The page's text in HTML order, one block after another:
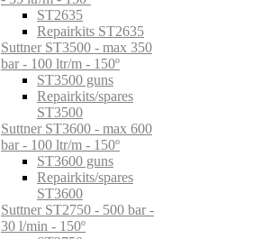
ST2635
Repairkits ST2635
Suttner ST3500 - max 350
bar - 100 ltr/m - 150º
ST3500 guns
Repairkits/spares
ST3500
Suttner ST3600 - max 600
bar - 100 ltr/m - 150º
ST3600 guns
Repairkits/spares
ST3600
Suttner ST2750 - 500 bar -
30 l/min - 150º